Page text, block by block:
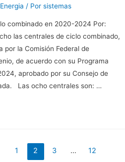
/ Por sistemas
combinado en 2020-2024 Por:
las centrales de ciclo combinado,
la Comisión Federal de
de acuerdo con su Programa
aprobado por su Consejo de
Las ocho centrales son: …
1 2 3 …
12